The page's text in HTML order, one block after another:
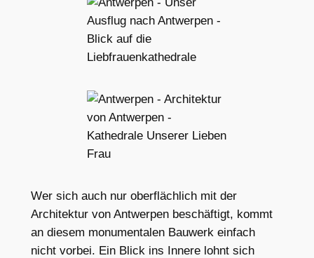
Wer sich auch nur oberflächlich mit der
Architektur von Antwerpen beschäftigt, kommt
an diesem monumentalen Bauwerk einfach
nicht vorbei. Ein Blick ins Innere lohnt sich